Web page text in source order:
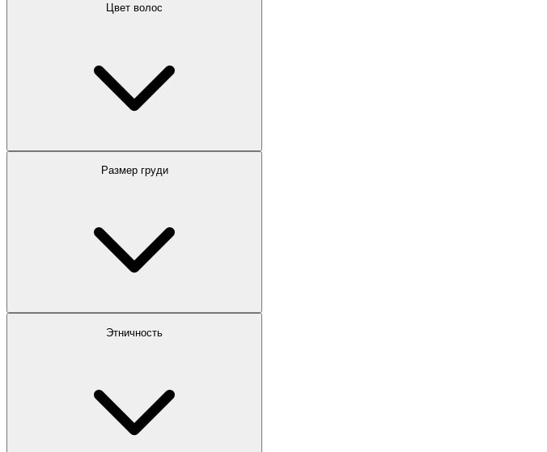
Цвет волос
Размер груди
Этничность